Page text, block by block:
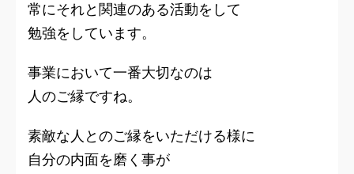
常にそれと関連のある活動をして
勉強をしています。
事業において一番大切なのは
人のご縁ですね。
素敵な人とのご縁をいただける様に
自分の内面を磨く事が